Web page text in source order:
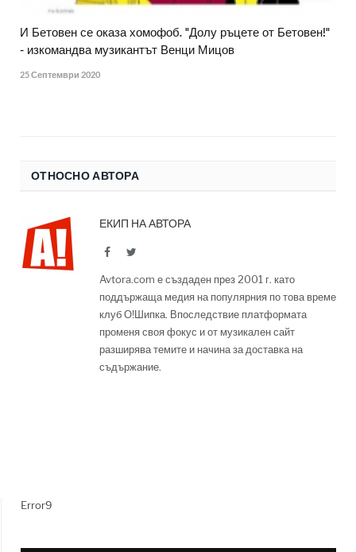
И Бетовен се оказа хомофоб. "Долу ръцете от Бетовен!"
- изкомандва музикантът Венци Мицов
25 Септември 2020
ОТНОСНО АВТОРА
ЕКИП НА АВТОРА
FacebookTwitter
Avtora.com е създаден през 2001 г. като
поддържаща медия на популярния по това време
клуб О!Шипка. Впоследствие платформата
променя своя фокус и от музикален сайт
разширява темите и начина за доставка на
съдържание.
Error9